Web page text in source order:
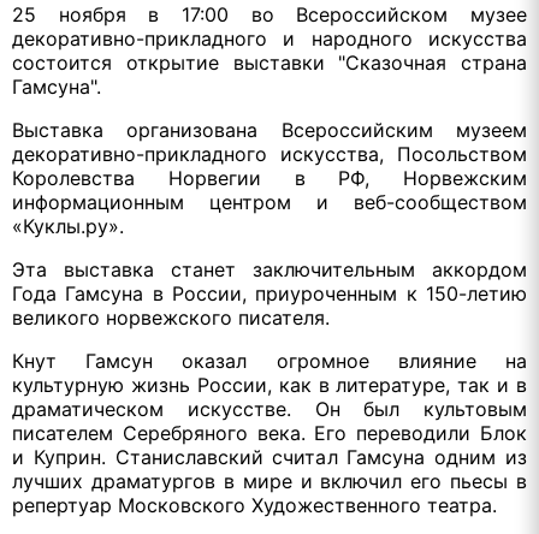
25 ноября в 17:00 во Всероссийском музее
декоративно-прикладного и народного искусства
состоится открытие выставки "Сказочная страна
Гамсуна".
Выставка организована Всероссийским музеем
декоративно-прикладного искусства, Посольством
Королевства Норвегии в РФ, Норвежским
информационным центром и веб-сообществом
«Куклы.ру».
Эта выставка станет заключительным аккордом
Года Гамсуна в России, приуроченным к 150-летию
великого норвежского писателя.
Кнут Гамсун оказал огромное влияние на
культурную жизнь России, как в литературе, так и в
драматическом искусстве. Он был культовым
писателем Серебряного века. Его переводили Блок
и Куприн. Станиславский считал Гамсуна одним из
лучших драматургов в мире и включил его пьесы в
репертуар Московского Художественного театра.